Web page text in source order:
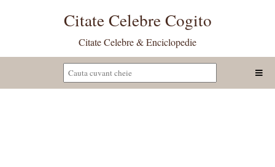
Citate Celebre Cogito
Citate Celebre & Enciclopedie